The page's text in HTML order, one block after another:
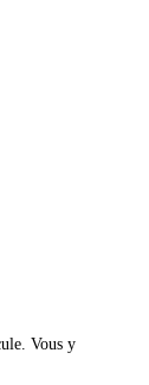
Vous y